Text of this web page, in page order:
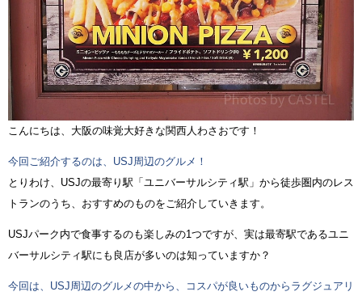
こんにちは、大阪の味覚大好きな関西人わさおです！
今回ご紹介するのは、USJ周辺のグルメ！
とりわけ、USJの最寄り駅「ユニバーサルシティ駅」から徒歩圏内のレス
トランのうち、おすすめのものをご紹介していきます。
USJパーク内で食事するのも楽しみの1つですが、実は最寄駅であるユニ
バーサルシティ駅にも良店が多いのは知っていますか？
今回は、USJ周辺のグルメの中から、コスパが良いものからラグジュアリ